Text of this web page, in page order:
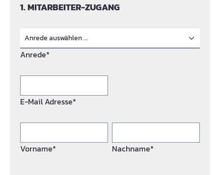
1. MITARBEITER-ZUGANG
Anrede*
E-Mail Adresse*
Vorname* Nachname*